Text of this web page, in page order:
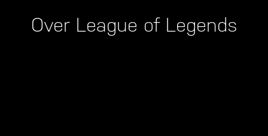
Over League of Legends